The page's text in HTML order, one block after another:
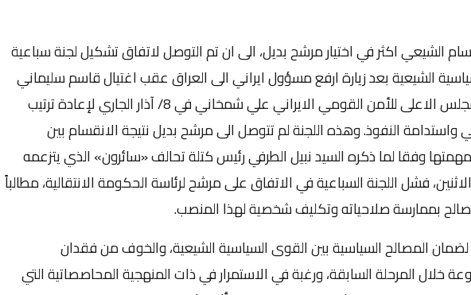
الشيعي اكثر في اختيار مرشح بديل، الى ان تم التوصل لاتفاق تشكيل لجنة سباعية
الشيعية بعد زيارة ارفع مسؤول ايراني الى العراق عقب اغتيال قاسم سليماني
وهو الامين العام للمجلس الاعلى للأمن القومي الايراني علي شمخاني في 8/ آذار الجاري لإعادة ترتيب
واستدامة النفوذ. وهذه اللجنة لم تتوصل الى مرشح بديل نتيجة الانقسام بين
وفقا لما ذكره السيد نبيل الطرفي رئيس كتلة تحالف «سائرون» الذي يتزعمه
فشل اللجنة السباعية في الاتفاق على مرشح لرئاسة الحكومة الانتقالية، مطالباً
صالح بممارسة صلاحياته وتكليف شخصية لهذا المنصب.
لضمان المصالح السياسية بين القوى السياسية الشيعية، والخوف من فقدان
خلال المرحلة السابقة، ورغبة في الاستمرار في ذات المنهجية المحاصصاتية التي